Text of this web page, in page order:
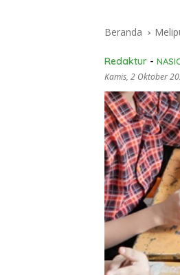
Beranda
Redaktur -
Kamis, 2 Oktober